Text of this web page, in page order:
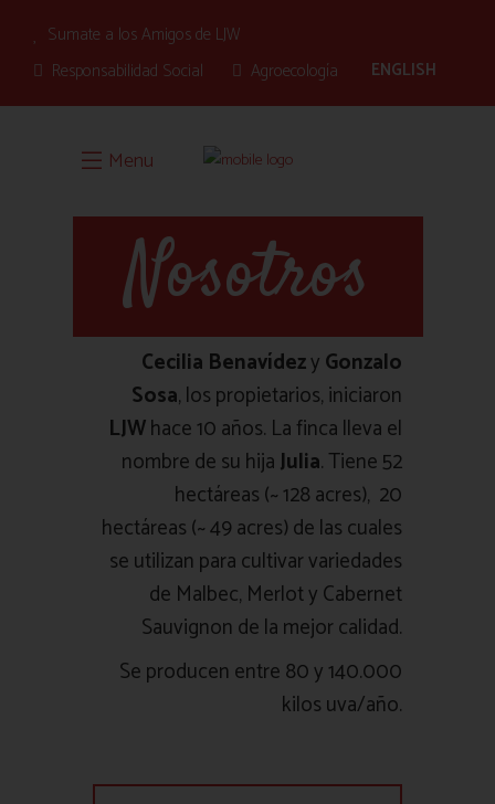
Sumate a los Amigos de LJW
Responsabilidad Social
Agroecología ENGLISH
Menu
Nosotros
Cecilia BenavídezyGonzalo
Sosa, los propietarios, iniciaron
LJWhace 10 años. La finca lleva el
nombre de su hijaJulia.Tiene 52
hectáreas (~ 128 acres), 20
hectáreas (~ 49 acres) de las cuales
se utilizan para cultivar variedades
de Malbec, Merlot y Cabernet
Sauvignon de la mejor calidad.
Se producen entre 80 y 140.000
kilos uva/año.